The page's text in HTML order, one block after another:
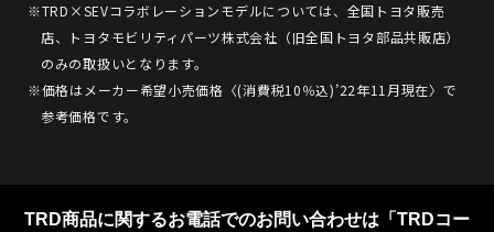
※TRD×SEVコラボレーションモデルについては、全国トヨタ販売
店、トヨタモビリティパーツ株式会社（旧全国トヨタ部品共販店）
のみの取扱いとなります。
※価格はメーカー希望小売価格〈(消費税10％込)’22年11月現在〉で
参考価格です。
TRD商品に関するお電話でのお問い合わせは「TRDコー